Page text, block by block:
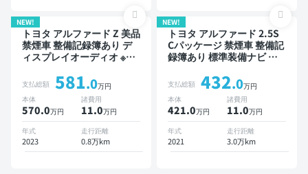
NEW!
トヨタ アルファード Z 美品
禁煙車 整備記録簿あり デ
ィスプレイオーディオ ※ナ
ドスポットモニター デジタ
ルインナーミラー オートク
ルーズ スマートキー ETC
電動バックドア バックモニ
ター 全方位カメラ ドライ
ブレコーダー 衝突軽減 両
側電動スライドドア 7人乗
支払総額 581.0万円
本体
570.0万円
諸費用
11.0万円
年式
2023
走行距離
0.8万km
NEW!
トヨタ アルファード 2.5S
Cパッケージ 禁煙車 整備記
録簿あり 標準装備ナビ 本
ブラインドスポットモニタ
ー デジタルインナーミラー
オートクルーズ 3列シート
ワイヤレスキー スマートキ
ー ETC サンルーフ 電動バ
ックドア バックモニター
ドライブレコーダー 社外ア
支払総額 432.0万円
本体
421.0万円
諸費用
11.0万円
年式
2021
走行距離
3.0万km